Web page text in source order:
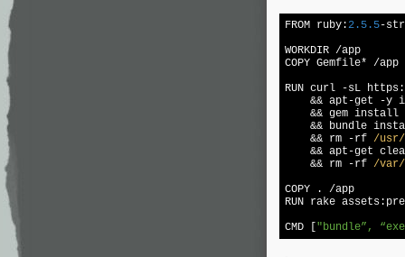
FROM ruby:2.5 .5-
WORKDIR /app
COPY Gemfile* /app
RUN curl -sL https:
&& apt-get -y
&& gem
&& bundle
    && rm -rf
/usr/
&& apt-get
    && rm -rf
/
COPY . /app
RUN rake
CMD [ "bundle”,